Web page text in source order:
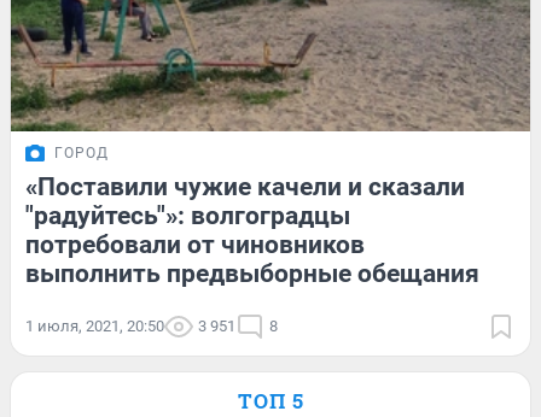
ГОРОД
«Поставили чужие качели и сказали
"радуйтесь"»: волгоградцы
потребовали от чиновников
выполнить предвыборные обещания
1 июля, 2021, 20:50 3 951 8
ТОП 5